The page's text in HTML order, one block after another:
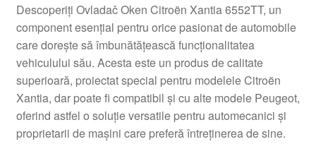
Despre noi
Finalizare comandă
Livrare
Livrare în toată lumea
Descoperiți Ovladač Oken Citroën Xantia 6552TT, un
component esențial pentru orice pasionat de automobile
care dorește să îmbunătățească funcționalitatea
vehiculului său. Acesta este un produs de calitate
superioară, proiectat special pentru modelele Citroën
Xantia, dar poate fi compatibil și cu alte modele Peugeot,
oferind astfel o soluție versatile pentru automecanici și
proprietarii de mașini care preferă întreținerea de sine.